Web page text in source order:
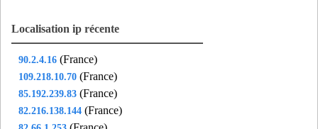
93071SEV- Sevran (13 km)
93073TLF- Tremblay-en-France (15 km)
93073TRE - Tremblay-en-France (15 km)
94002ALF- Alfortville (16 km)
- Cachan (16 km)
Localisation ip récente
90.2.4.16 (France)
109.218.10.70 (France)
85.192.239.83 (France)
82.216.138.144 (France)